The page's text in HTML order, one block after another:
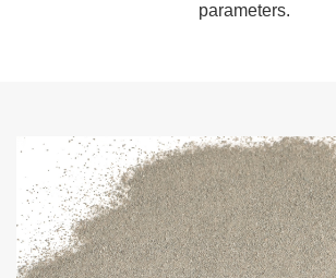
parameters.